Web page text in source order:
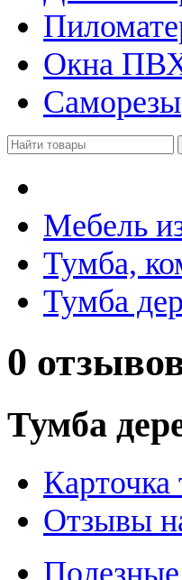
Окна
Саморезы
Мебель
Тумба,
Тумба
0
Тумба
Карточка
Отзывы
Полезные